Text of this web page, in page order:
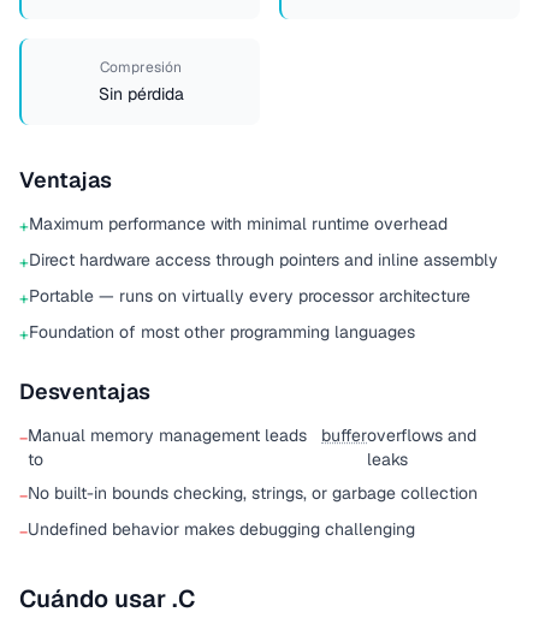
Compresión
Sin pérdida
Ventajas
+Maximum performance with minimal runtime overhead
+Direct hardware access through pointers and inline assembly
+Portable — runs on virtually every processor architecture
+Foundation of most other programming languages
Desventajas
−Manual memory management leads
to
bufferoverflows and
leaks
−No built-in bounds checking, strings, or garbage collection
−Undefined behavior makes debugging challenging
Cuándo usar .C